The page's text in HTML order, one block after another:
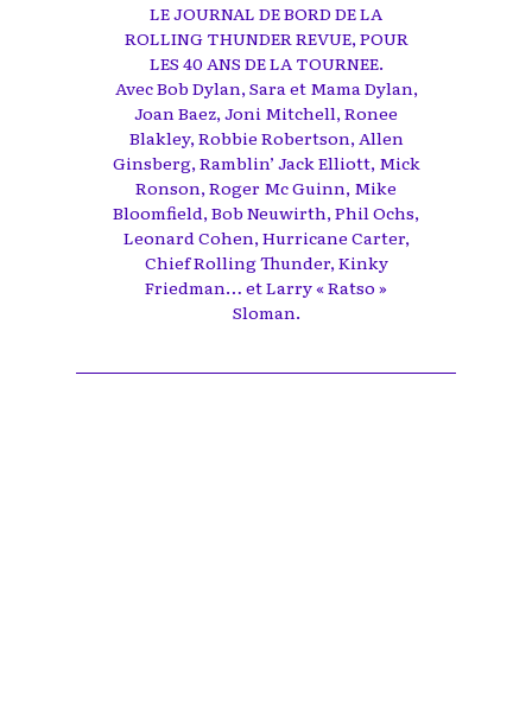
LE JOURNAL DE BORD DE LA
ROLLING THUNDER REVUE, POUR
LES 40 ANS DE LA TOURNEE.
Avec Bob Dylan, Sara et Mama Dylan,
Joan Baez, Joni Mitchell, Ronee
Blakley, Robbie Robertson, Allen
Ginsberg, Ramblin’ Jack Elliott, Mick
Ronson, Roger Mc Guinn, Mike
Bloomfield, Bob Neuwirth, Phil Ochs,
Leonard Cohen, Hurricane Carter,
Chief Rolling Thunder, Kinky
Friedman… et Larry « Ratso »
Sloman.